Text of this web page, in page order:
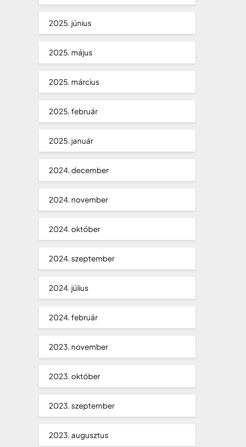
2025. június
2025. május
2025. március
2025. február
2025. január
2024. december
2024. november
2024. október
2024. szeptember
2024. július
2024. február
2023. november
2023. október
2023. szeptember
2023. augusztus